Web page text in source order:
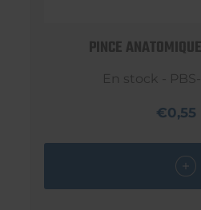
PINCE
En stock -
€0,55